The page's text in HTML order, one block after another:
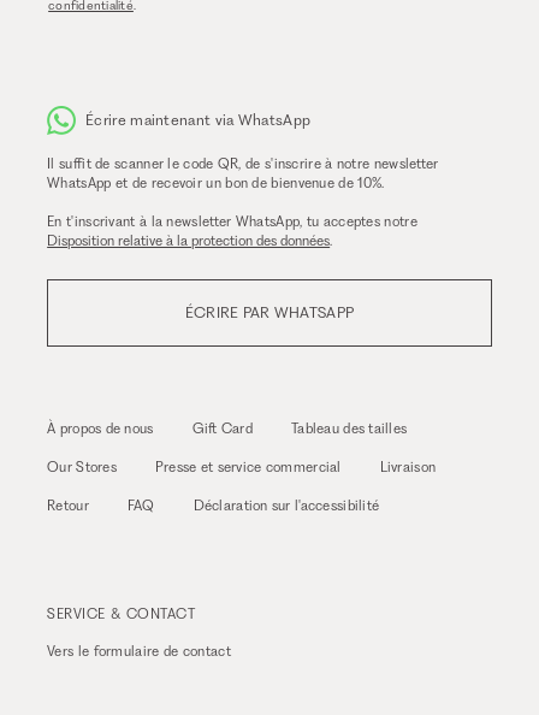
confidentialité.
Écrire maintenant via WhatsApp
Il suffit de scanner le code QR, de s'inscrire à notre newsletter
WhatsApp et de recevoir un bon de bienvenue de 10%.
En t'inscrivant à la newsletter WhatsApp, tu acceptes notre
Disposition relative à la protection des données.
ÉCRIRE PAR WHATSAPP
À propos de nous Gift Card Tableau des tailles
Our Stores Presse et service commercial Livraison
Retour FAQ Déclaration sur l'accessibilité
SERVICE & CONTACT
Vers le formulaire de contact